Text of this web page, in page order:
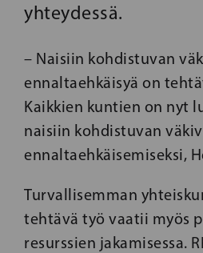
yhteydessä.
– Naisiin kohdistuvan
ennaltaehkäisyä on
Kaikkien kuntien on nyt
naisiin kohdistuvan
ennaltaehkäisemiseksi,
Turvallisemman
tehtävä työ vaatii myös
resurssien jakamisessa.